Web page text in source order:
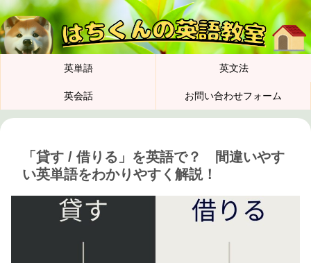
英単語 英文法
英会話 お問い合わせフォーム
「貸す / 借りる」を英語で？ 間違いやす
い英単語をわかりやすく解説！